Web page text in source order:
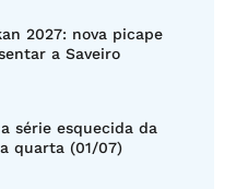
2027: nova picape
a Saveiro
série esquecida da
quarta (01/07)